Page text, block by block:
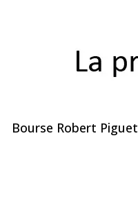
Bourse Robert Piguet